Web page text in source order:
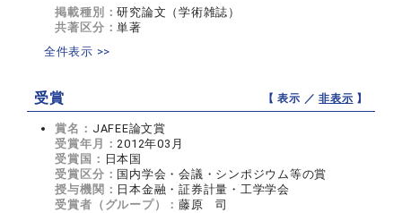
掲載種別：研究論文（学術雑誌）
共著区分：単著
全件表示 >>
受賞 【 表示 ／非表示 】
賞名： JAFEE論文賞
受賞年月：2012年03月
受賞国： 日本国
受賞区分： 国内学会・会議・シンポジウム等の賞
授与機関： 日本金融・証券計量・工学学会
受賞者（グループ）：藤原 司